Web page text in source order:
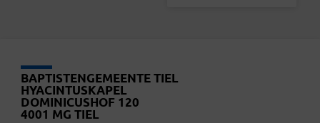
BAPTISTENGEMEENTE TIEL
HYACINTUSKAPEL
DOMINICUSHOF 120
4001 MG TIEL